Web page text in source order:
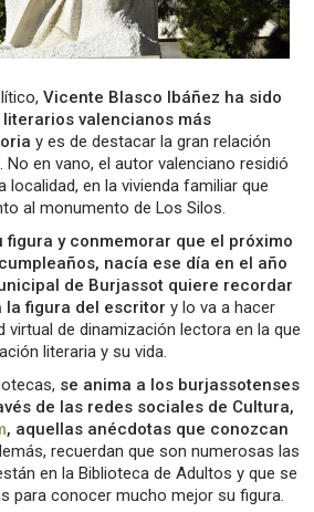
Vicente Blasco Ibáñez ha sido
valencianos más
y es de destacar la gran relación
en vano, el autor valenciano residió
localidad, en la vivienda familiar que
al monumento de Los Silos.
figura y conmemorar que el próximo
nacía ese día en el año
de Burjassot quiere recordar
la figura del escritor y lo va a hacer
virtual de dinamización lectora en la que
literaria y su vida.
se anima a los burjassotenses
de las redes sociales de Cultura,
, aquellas anécdotas que conozcan
recuerdan que son numerosas las
en la Biblioteca de Adultos y que se
para conocer mucho mejor su figura.